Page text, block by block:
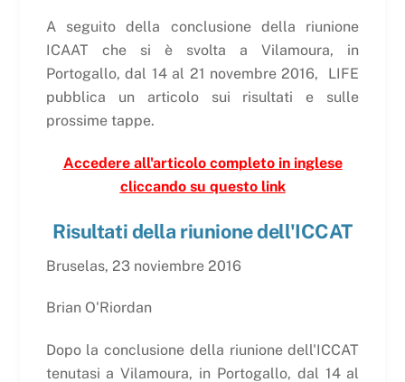
A seguito della conclusione della riunione
ICAAT che si è svolta a Vilamoura, in
Portogallo, dal 14 al 21 novembre 2016,
LIFE
pubblica un articolo sui risultati e sulle
prossime tappe.
Accedere all'articolo completo in inglese
cliccando su questo link
Risultati della riunione dell'ICCAT
Bruselas, 23 noviembre 2016
Brian O'Riordan
Dopo la conclusione della riunione dell'ICCAT
tenutasi a Vilamoura, in Portogallo, dal 14 al